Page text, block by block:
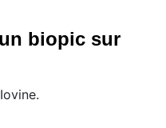
biopic sur